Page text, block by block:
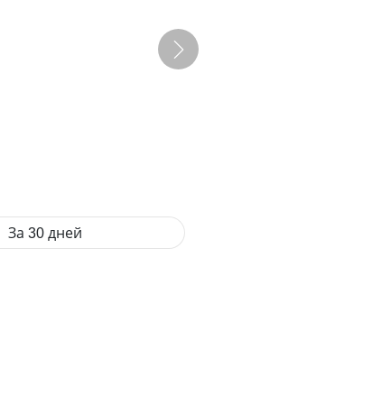
За 30 дней